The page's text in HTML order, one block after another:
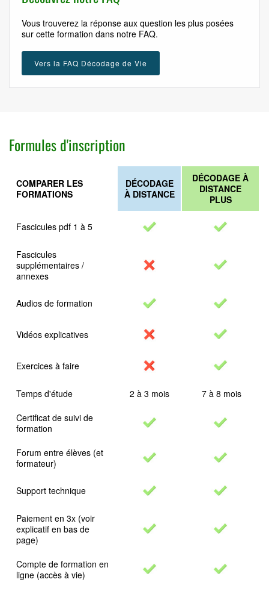
Vous trouverez la réponse aux question les plus posées
sur cette formation dans notre FAQ.
Vers la FAQ Décodage de Vie
Formules d'inscription
COMPARER LES
FORMATIONS
DÉCODAGE
À DISTANCE
DÉCODAGE À
DISTANCE
PLUS
Fascicules pdf 1 à 5
Fascicules
supplémentaires /
annexes
Audios de formation
Vidéos explicatives
Exercices à faire
Temps d'étude 2 à 3 mois
7 à 8 mois
Certificat de suivi de
formation
Forum entre élèves (et
formateur)
Support technique
Paiement en 3x (voir
explicatif en bas de
page)
Compte de formation en
ligne (accès à vie)